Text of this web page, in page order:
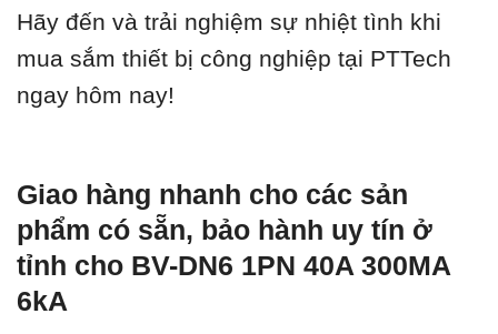
Hãy đến và trải nghiệm sự nhiệt tình khi
mua sắm thiết bị công nghiệp tại PTTech
ngay hôm nay!
Giao hàng nhanh cho các sản
phẩm có sẵn, bảo hành uy tín ở
tỉnh cho BV-DN6 1PN 40A 300MA
6kA